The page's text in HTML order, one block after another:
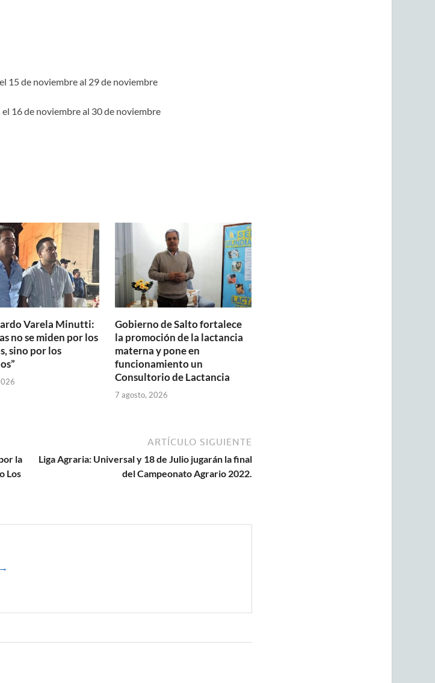
15 de noviembre al 29 de noviembre
16 de noviembre al 30 de noviembre
Varela Minutti:
no se miden por los
sino por los
Gobierno de Salto fortalece
la promoción de la lactancia
materna y pone en
funcionamiento un
Consultorio de Lactancia
7 agosto, 2026
la
Los
ARTÍCULO SIGUIENTE
Liga Agraria: Universal y 18 de Julio jugarán la final
del Campeonato Agrario 2022.